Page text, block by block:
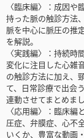
〈臨床編〉：成因
持った脈の触診方法
脈を中心に脈圧の推
を解説。
〈実践編〉：持続
変化に注目した心雑
の触診方法に加え、
て、日常診療で出会
連動させてまとめまし
〈応用編〉：臨床
圧症、弁膜症、心不
いくか、豊富な動画